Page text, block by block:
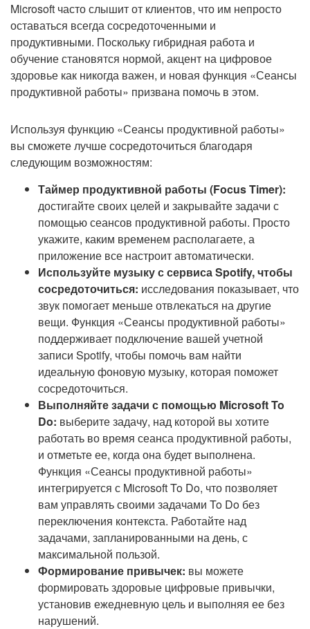
Microsoft часто слышит от клиентов, что им непросто
оставаться всегда сосредоточенными и
продуктивными. Поскольку гибридная работа и
обучение становятся нормой, акцент на цифровое
здоровье как никогда важен, и новая функция «Сеансы
продуктивной работы» призвана помочь в этом.
Используя функцию «Сеансы продуктивной работы»
вы сможете лучше сосредоточиться благодаря
следующим возможностям:
Таймер продуктивной работы (Focus Timer):
достигайте своих целей и закрывайте задачи с
помощью сеансов продуктивной работы. Просто
укажите, каким временем располагаете, а
приложение все настроит автоматически.
Используйте музыку с сервиса Spotify, чтобы
сосредоточиться: исследования показывает, что
звук помогает меньше отвлекаться на другие
вещи. Функция «Сеансы продуктивной работы»
поддерживает подключение вашей учетной
записи Spotify, чтобы помочь вам найти
идеальную фоновую музыку, которая поможет
сосредоточиться.
Выполняйте задачи с помощью Microsoft To
Do: выберите задачу, над которой вы хотите
работать во время сеанса продуктивной работы,
и отметьте ее, когда она будет выполнена.
Функция «Сеансы продуктивной работы»
интегрируется с Microsoft To Do, что позволяет
вам управлять своими задачами To Do без
переключения контекста. Работайте над
задачами, запланированными на день, с
максимальной пользой.
Формирование привычек: вы можете
формировать здоровые цифровые привычки,
установив ежедневную цель и выполняя ее без
нарушений.